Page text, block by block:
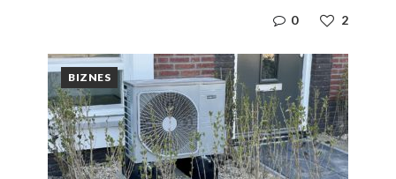
2
0
BIZNES